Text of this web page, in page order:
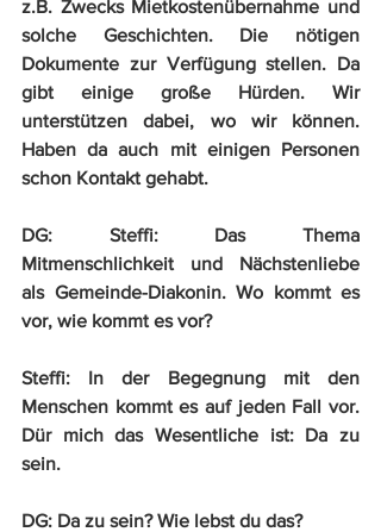
z.B. Zwecks Mietkostenübernahme und
solche Geschichten. Die nötigen
Dokumente zur Verfügung stellen. Da
gibt einige große Hürden. Wir
unterstützen dabei, wo wir können.
Haben da auch mit einigen Personen
schon Kontakt gehabt.
DG: Steffi: Das Thema
Mitmenschlichkeit und Nächstenliebe
als Gemeinde-Diakonin. Wo kommt es
vor, wie kommt es vor?
Steffi: In der Begegnung mit den
Menschen kommt es auf jeden Fall vor.
Dür mich das Wesentliche ist: Da zu
sein.
DG: Da zu sein? Wie lebst du das?